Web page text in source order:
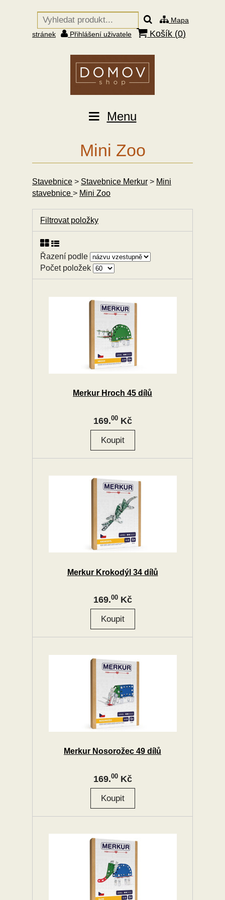
Mapa
stránek
Přihlášení uživatele Košík (0)
Menu
Mini Zoo
Stavebnice > Stavebnice Merkur > Mini
stavebnice > Mini Zoo
Filtrovat položky
Řazení podle
Počet položek
Merkur Hroch 45 dílů
169.00Kč
Merkur Krokodýl 34 dílů
169.00Kč
Merkur Nosorožec 49 dílů
169.00Kč